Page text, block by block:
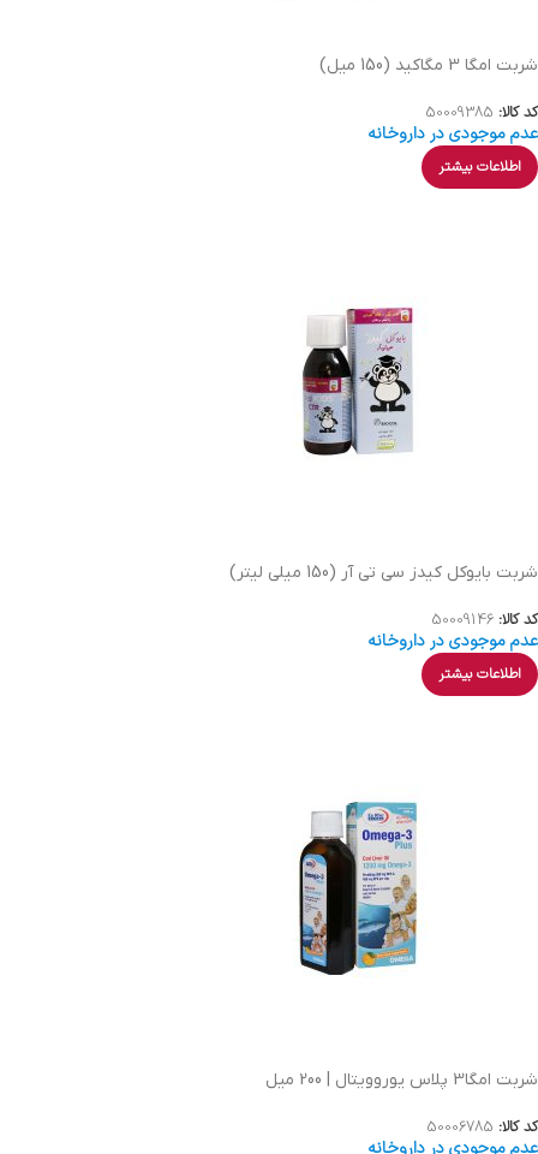
شربت امگا 3 مگاکید (150 میل)
کد کالا: 50009385
عدم موجودی در داروخانه
اطلاعات بیشتر
شربت بایوکل کیدز سی تی آر (150 میلی لیتر)
کد کالا: 50009146
عدم موجودی در داروخانه
اطلاعات بیشتر
شربت امگا3 پلاس یوروویتال | 200 میل
کد کالا: 50006785
عدم موجودی در داروخانه